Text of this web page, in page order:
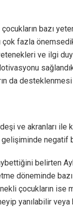
bazı
çok fazla
ve ilgi
da
ve akranları ile
gelişiminde
belirten
döneminde
çocukların ise
yanılabilir veya